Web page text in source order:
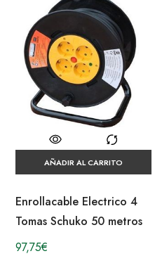
AÑADIR AL CARRITO
Enrollacable Electrico 4
Tomas Schuko 50 metros
97,75€